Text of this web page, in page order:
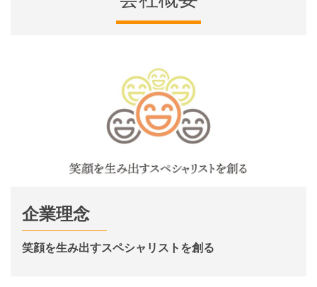
企業理念
笑顔を生み出すスペシャリストを創る